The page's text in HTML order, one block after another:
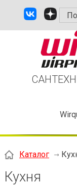
Каталог
Кухня